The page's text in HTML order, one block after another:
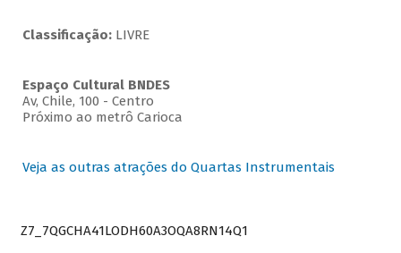
Classificação:LIVRE
Espaço Cultural BNDES
Av, Chile, 100 - Centro
Próximo ao metrô Carioca
Veja as outras atrações do Quartas Instrumentais
Z7_7QGCHA41LODH60A3OQA8RN14Q1